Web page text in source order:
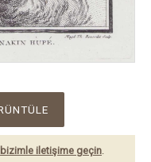
bizimle iletişime geçin.